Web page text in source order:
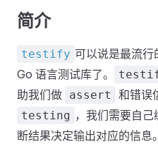
简介
testify 可以说是最流行
Go 语言测试库了。
助我们做 assert 和错误
testing ，我们需要自己
断结果决定输出对应的信息。